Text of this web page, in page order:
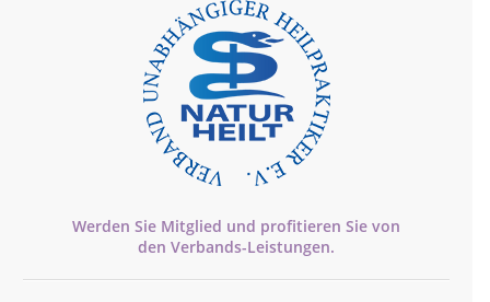
Werden Sie Mitglied und profitieren Sie von
den Verbands-Leistungen.